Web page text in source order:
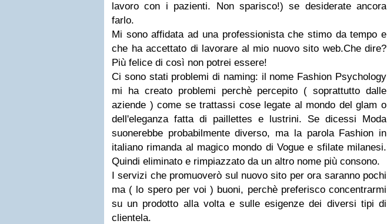
lavoro con i pazienti. Non sparisco!) se desiderate ancora
farlo.
Mi sono affidata ad una professionista che stimo da tempo e
che ha accettato di lavorare al mio nuovo sito web.Che dire?
Più felice di così non potrei essere!
Ci sono stati problemi di naming: il nome Fashion Psychology
mi ha creato problemi perchè percepito ( soprattutto dalle
aziende ) come se trattassi cose legate al mondo del glam o
dell'eleganza fatta di paillettes e lustrini. Se dicessi Moda
suonerebbe probabilmente diverso, ma la parola Fashion in
italiano rimanda al magico mondo di Vogue e sfilate milanesi.
Quindi eliminato e rimpiazzato da un altro nome più consono.
I servizi che promuoverò sul nuovo sito per ora saranno pochi
ma ( lo spero per voi ) buoni, perchè preferisco concentrarmi
su un prodotto alla volta e sulle esigenze dei diversi tipi di
clientela.